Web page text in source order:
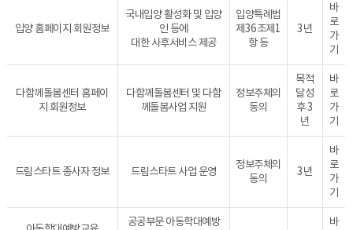
입양 홈페이지 회원정보
국내입양 활성화 및 입양
인 등에
대한 사후서비스 제공
입양특례법
제36조제1
항 등
3년
바
로
가
기
다함께돌봄센터 홈페이
지 회원정보
다함께돌봄센터 및 다함
께돌봄사업 지원
정보주체의
동의
목적
달성
후 3
년
바
로
가
기
드림스타트 종사자 정보 드림스타트 사업 운영
정보주체의
동의
3년
바
로
가
기
공공부문 아동학대예방
바